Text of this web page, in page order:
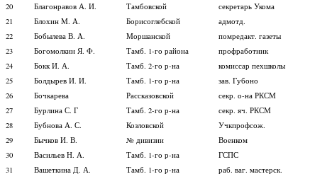
20
Благонравов А. И. Тамбовской секретарь Укома
21
Блохин М. А. Борисоглебской адмотд.
22
Бобылева В. А. Моршанской помредакт. газеты
23
Богомолкин Я. Ф. Тамб. 1-го района профработник
24
Бокк И. А. Тамб. 2-го р-на комиссар пехшколы
25
Болдырев И. И. Тамб. 1-го р-на зав. Губоно
26
Бочкарева Рассказовской секр. о-на РКСМ
27
Бурлина С. Г Тамб. 2-го р-на секр. яч. РКСМ
28
Бубнова А. С. Козловской Учкпрофсож.
29
Бычков И. В. № дивизии Военком
30
Васильев Н. А. Тамб. 1-го р-на ГСПС
31
Вашеткина Д. А. Тамб. 1-го р-на раб. ваг. мастерск.